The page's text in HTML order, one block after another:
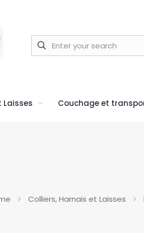
Laisses Couchage et
Colliers, Harnais et Laisses